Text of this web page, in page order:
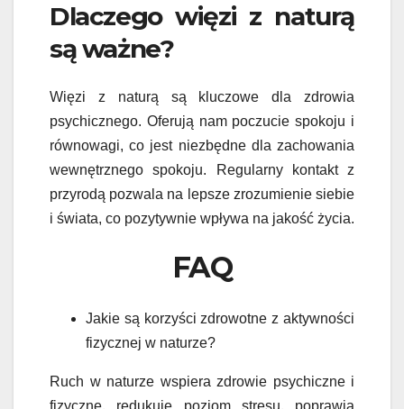
Dlaczego więzi z naturą
są ważne?
Więzi z naturą są kluczowe dla zdrowia
psychicznego. Oferują nam poczucie spokoju i
równowagi, co jest niezbędne dla zachowania
wewnętrznego spokoju. Regularny kontakt z
przyrodą pozwala na lepsze zrozumienie siebie
i świata, co pozytywnie wpływa na jakość życia.
FAQ
Jakie są korzyści zdrowotne z aktywności
fizycznej w naturze?
Ruch w naturze wspiera zdrowie psychiczne i
fizyczne, redukuje poziom stresu, poprawia